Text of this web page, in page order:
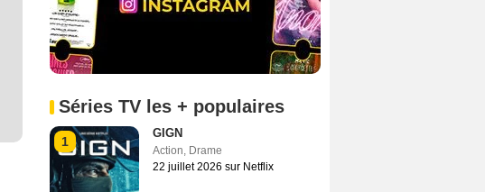
Séries TV les + populaires
1
GIGN
Action, Drame
22 juillet 2026 sur Netflix